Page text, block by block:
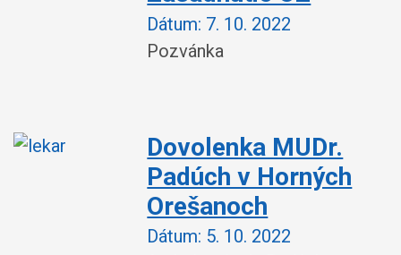
Dátum: 7. 10. 2022
Pozvánka
Dovolenka MUDr.
Padúch v Horných
Orešanoch
Dátum: 5. 10. 2022